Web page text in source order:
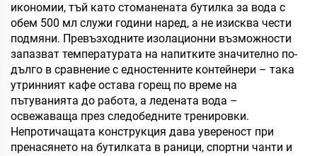
икономии, тъй като стоманената бутилка за вода с
обем 500 мл служи години наред, а не изисква чести
подмяни. Превъзходните изолационни възможности
запазват температурата на напитките значително по-
дълго в сравнение с едностенните контейнери – така
утринният кафе остава горещ по време на
пътуванията до работа, а ледената вода –
освежаваща през следобедните тренировки.
Непротичащата конструкция дава увереност при
пренасянето на бутилката в раници, спортни чанти и